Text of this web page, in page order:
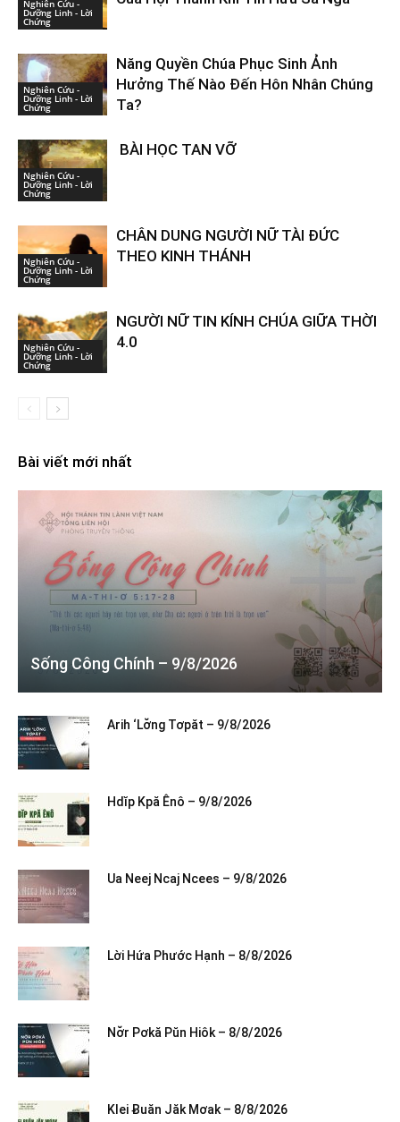
Nghiên Cứu -
Dưỡng Linh - Lời
Chứng
Nghiên Cứu -
Dưỡng Linh - Lời
Chứng
Năng Quyền Chúa Phục Sinh Ảnh
Hưởng Thế Nào Đến Hôn Nhân Chúng
Ta?
Nghiên Cứu -
Dưỡng Linh - Lời
Chứng
BÀI HỌC TAN VỠ
Nghiên Cứu -
Dưỡng Linh - Lời
Chứng
CHÂN DUNG NGƯỜI NỮ TÀI ĐỨC
THEO KINH THÁNH
Nghiên Cứu -
Dưỡng Linh - Lời
Chứng
NGƯỜI NỮ TIN KÍNH CHÚA GIỮA THỜI
4.0
Bài viết mới nhất
Sống Công Chính – 9/8/2026
Arih ‘Lơ̆ng Tơpăt – 9/8/2026
Hdĭp Kpă Ênô – 9/8/2026
Ua Neej Ncaj Ncees – 9/8/2026
Lời Hứa Phước Hạnh – 8/8/2026
Nơ̆r Pơkă Pŭn Hiôk – 8/8/2026
Klei Ƀuăn Jăk Mơak – 8/8/2026